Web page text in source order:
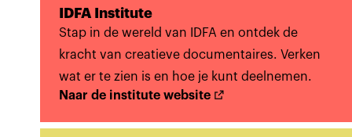
IDFA Institute
Stap in de wereld van IDFA en ontdek de
kracht van creatieve documentaires. Verken
wat er te zien is en hoe je kunt deelnemen.
Naar de institute website